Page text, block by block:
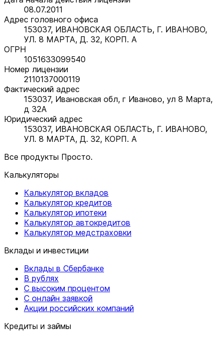
08.07.2011
Адрес головного офиса
153037, ИВАНОВСКАЯ ОБЛАСТЬ, Г. ИВАНОВО,
УЛ. 8 МАРТА, Д. 32, КОРП. А
ОГРН
1051633099540
Номер лицензии
2110137000119
Фактический адрес
153037, Ивановская обл, г Иваново, ул 8 Марта,
д 32А
Юридический адрес
153037, ИВАНОВСКАЯ ОБЛАСТЬ, Г. ИВАНОВО,
УЛ. 8 МАРТА, Д. 32, КОРП. А
Все продукты Просто.
Калькуляторы
Калькулятор вкладов
Калькулятор кредитов
Калькулятор ипотеки
Калькулятор автокредитов
Калькулятор медстраховки
Вклады и инвестиции
Вклады в Сбербанке
В рублях
С высоким процентом
С онлайн заявкой
Акции российских компаний
Кредиты и займы